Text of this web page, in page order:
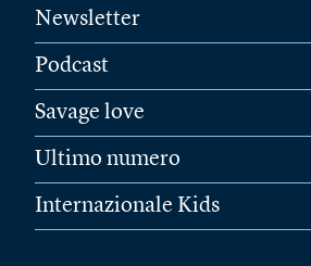
Newsletter
Podcast
Savage love
Ultimo numero
Internazionale Kids